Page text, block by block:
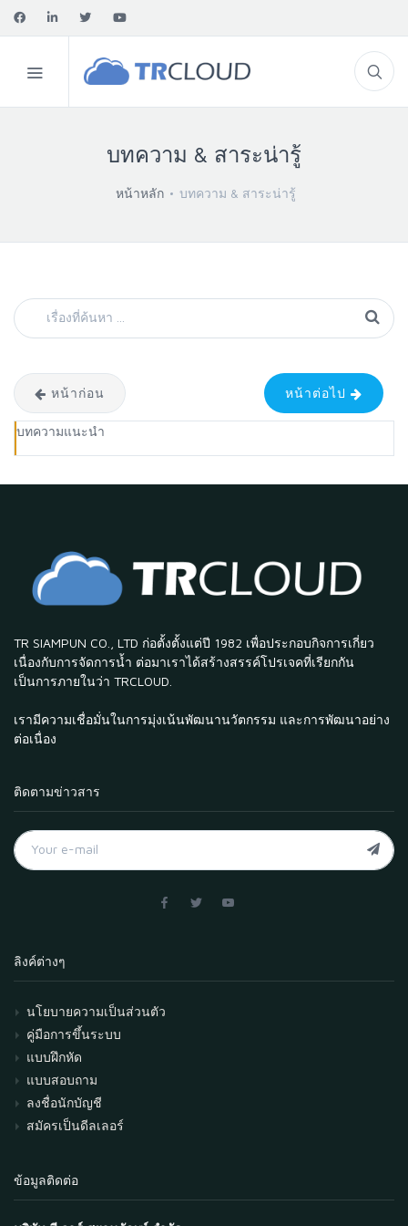
บทความ & สาระน่ารู้
หน้าหลัก บทความ & สาระน่ารู้
หน้าก่อน หน้าต่อไป
บทความแนะนำ
TR SIAMPUN CO., LTD ก่อตั้งตั้งแต่ปี 1982 เพื่อประกอบกิจการเกี่ยว
เนื่องกับการจัดการน้ำ ต่อมาเราได้สร้างสรรค์โปรเจคที่เรียกกัน
เป็นการภายในว่า TRCLOUD.
เรามีความเชื่อมั่นในการมุ่งเน้นพัฒนานวัตกรรม และการพัฒนาอย่าง
ต่อเนื่อง
ติดตามข่าวสาร
ลิงค์ต่างๆ
นโยบายความเป็นส่วนตัว
คู่มือการขึ้นระบบ
แบบฝึกหัด
แบบสอบถาม
ลงชื่อนักบัญชี
สมัครเป็นดีลเลอร์
ข้อมูลติดต่อ